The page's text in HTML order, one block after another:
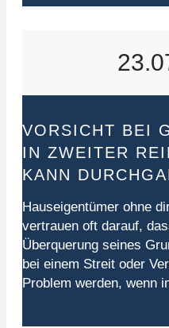
VORSICHT BEI
IN ZWEITER
KANN
Hauseigentümer ohne
vertrauen oft darauf,
Überquerung seines
bei einem Streit oder
Problem werden, wenn